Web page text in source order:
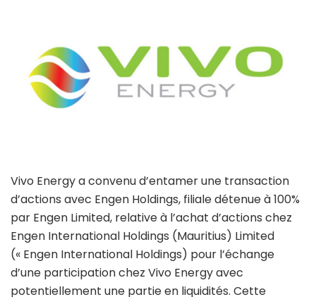
Vivo Energy a convenu d’entamer une transaction
d’actions avec Engen Holdings, filiale détenue à 100%
par Engen Limited, relative à l’achat d’actions chez
Engen International Holdings (Mauritius) Limited
(« Engen International Holdings) pour l’échange
d’une participation chez Vivo Energy avec
potentiellement une partie en liquidités. Cette